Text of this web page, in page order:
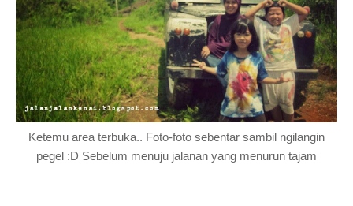
Ketemu area terbuka.. Foto-foto sebentar sambil ngilangin
pegel :D Sebelum menuju jalanan yang menurun tajam